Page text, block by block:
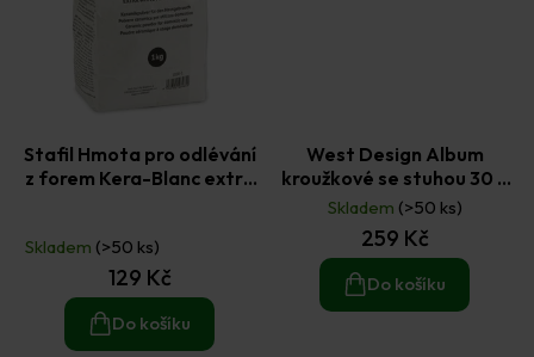
Stafil Hmota pro odlévání
z forem Kera-Blanc extra
hodnocení
produktu
Skladem (>50 ks)
129 Kč
Do košíku
West Design Album
kroužkové se stuhou 30 ×
30 cm (200 g/m2, 42 listů)
- černé
Skladem (>50 ks)
259 Kč
Do košíku